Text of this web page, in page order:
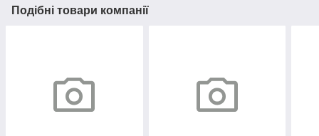
Подібні товари компанії